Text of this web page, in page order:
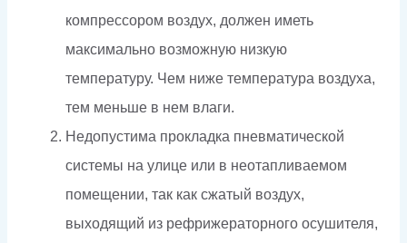
компрессором воздух, должен иметь
максимально возможную низкую
температуру. Чем ниже температура воздуха,
тем меньше в нем влаги.
Недопустима прокладка пневматической
системы на улице или в неотапливаемом
помещении, так как сжатый воздух,
выходящий из рефрижераторного осушителя,